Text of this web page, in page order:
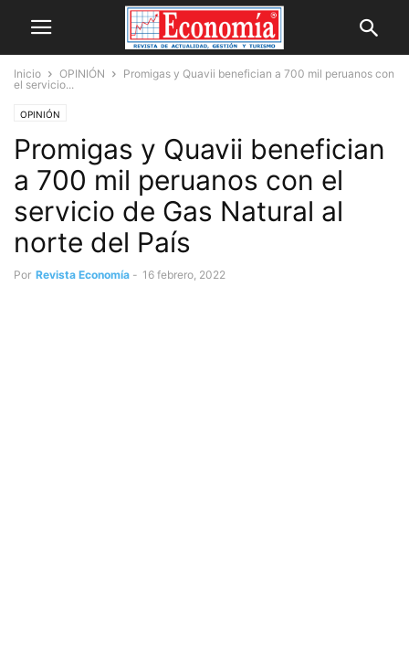
Inicio OPINIÓN
Promigas y Quavii benefician a 700 mil peruanos con
el servicio...
OPINIÓN
Promigas y Quavii benefician
a 700 mil peruanos con el
servicio de Gas Natural al
norte del País
Por Revista Economía - 16 febrero, 2022